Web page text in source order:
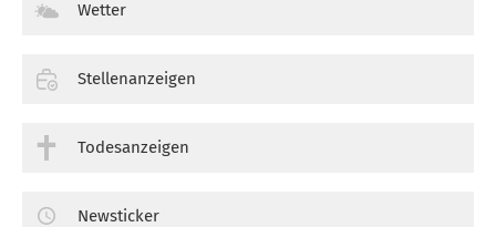
Wetter
Stellenanzeigen
Todesanzeigen
Newsticker